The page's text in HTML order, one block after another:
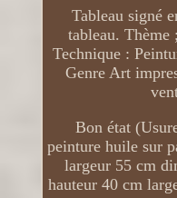
Tableau signé
tableau. Thème
Technique :
Genre Art
Bon état
peinture huile sur
largeur 55 cm
hauteur 40 cm